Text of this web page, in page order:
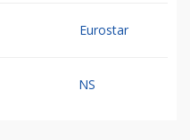
Eurostar
NS